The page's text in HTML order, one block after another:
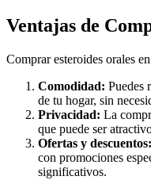
Ventajas de
Comprar esteroides orales
Comodidad: Puedes
de tu hogar, sin
Privacidad: La
que puede ser
Ofertas y descuentos:
con promociones
significativos.